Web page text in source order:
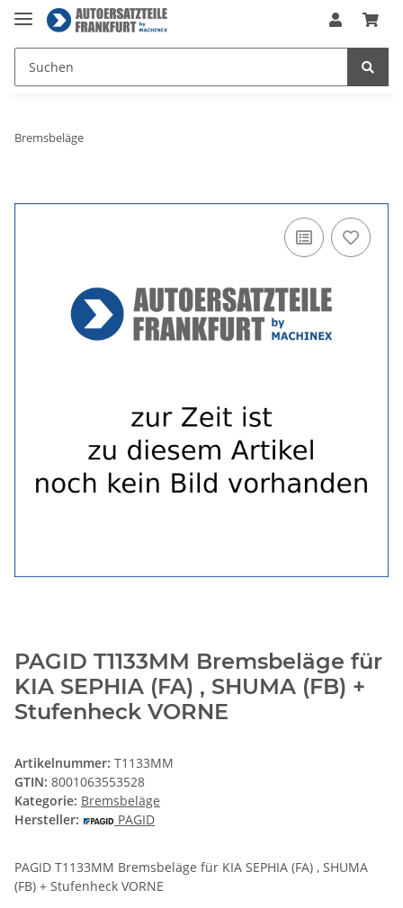
Bremsbeläge
PAGID T1133MM Bremsbeläge für
KIA SEPHIA (FA) , SHUMA (FB) +
Stufenheck VORNE
Artikelnummer: T1133MM
GTIN: 8001063553528
Kategorie: Bremsbeläge
Hersteller:
PAGID
PAGID T1133MM Bremsbeläge für KIA SEPHIA (FA) , SHUMA
(FB) + Stufenheck VORNE